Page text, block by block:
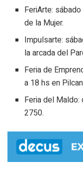
FeriArte:
de la Mujer.
Impulsarte:
la arcada del
Feria de
a 18 hs en
Feria del Maldo:
2750.